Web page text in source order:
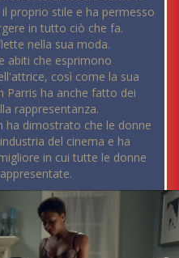
proprio stile e ha permesso
in tutto ciò che fa.
nella sua moda.
abiti che esprimono
così come la sua
Parris ha anche fatto dei
rappresentanza.
ha dimostrato che le donne
del cinema e ha
in cui tutte le donne